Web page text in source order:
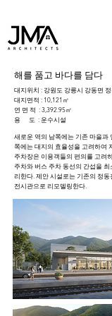
해를 품고 바다를 담다
대지위치 : 강원도 강릉시 강동면
대지면적 : 10,121㎡
연 면 적 : 3,392.95㎡
용 도 : 운수시설
새로운 역의 남쪽에는 기존 마을과
쪽에는 대지의 효율성을 고려하여
주차장은 이용객들의 편의를 고려
주차와 버스 주차 동선의 간섭을
리한다. 제안 시설로는 기존의 정
전시관으로 리모델링한다.